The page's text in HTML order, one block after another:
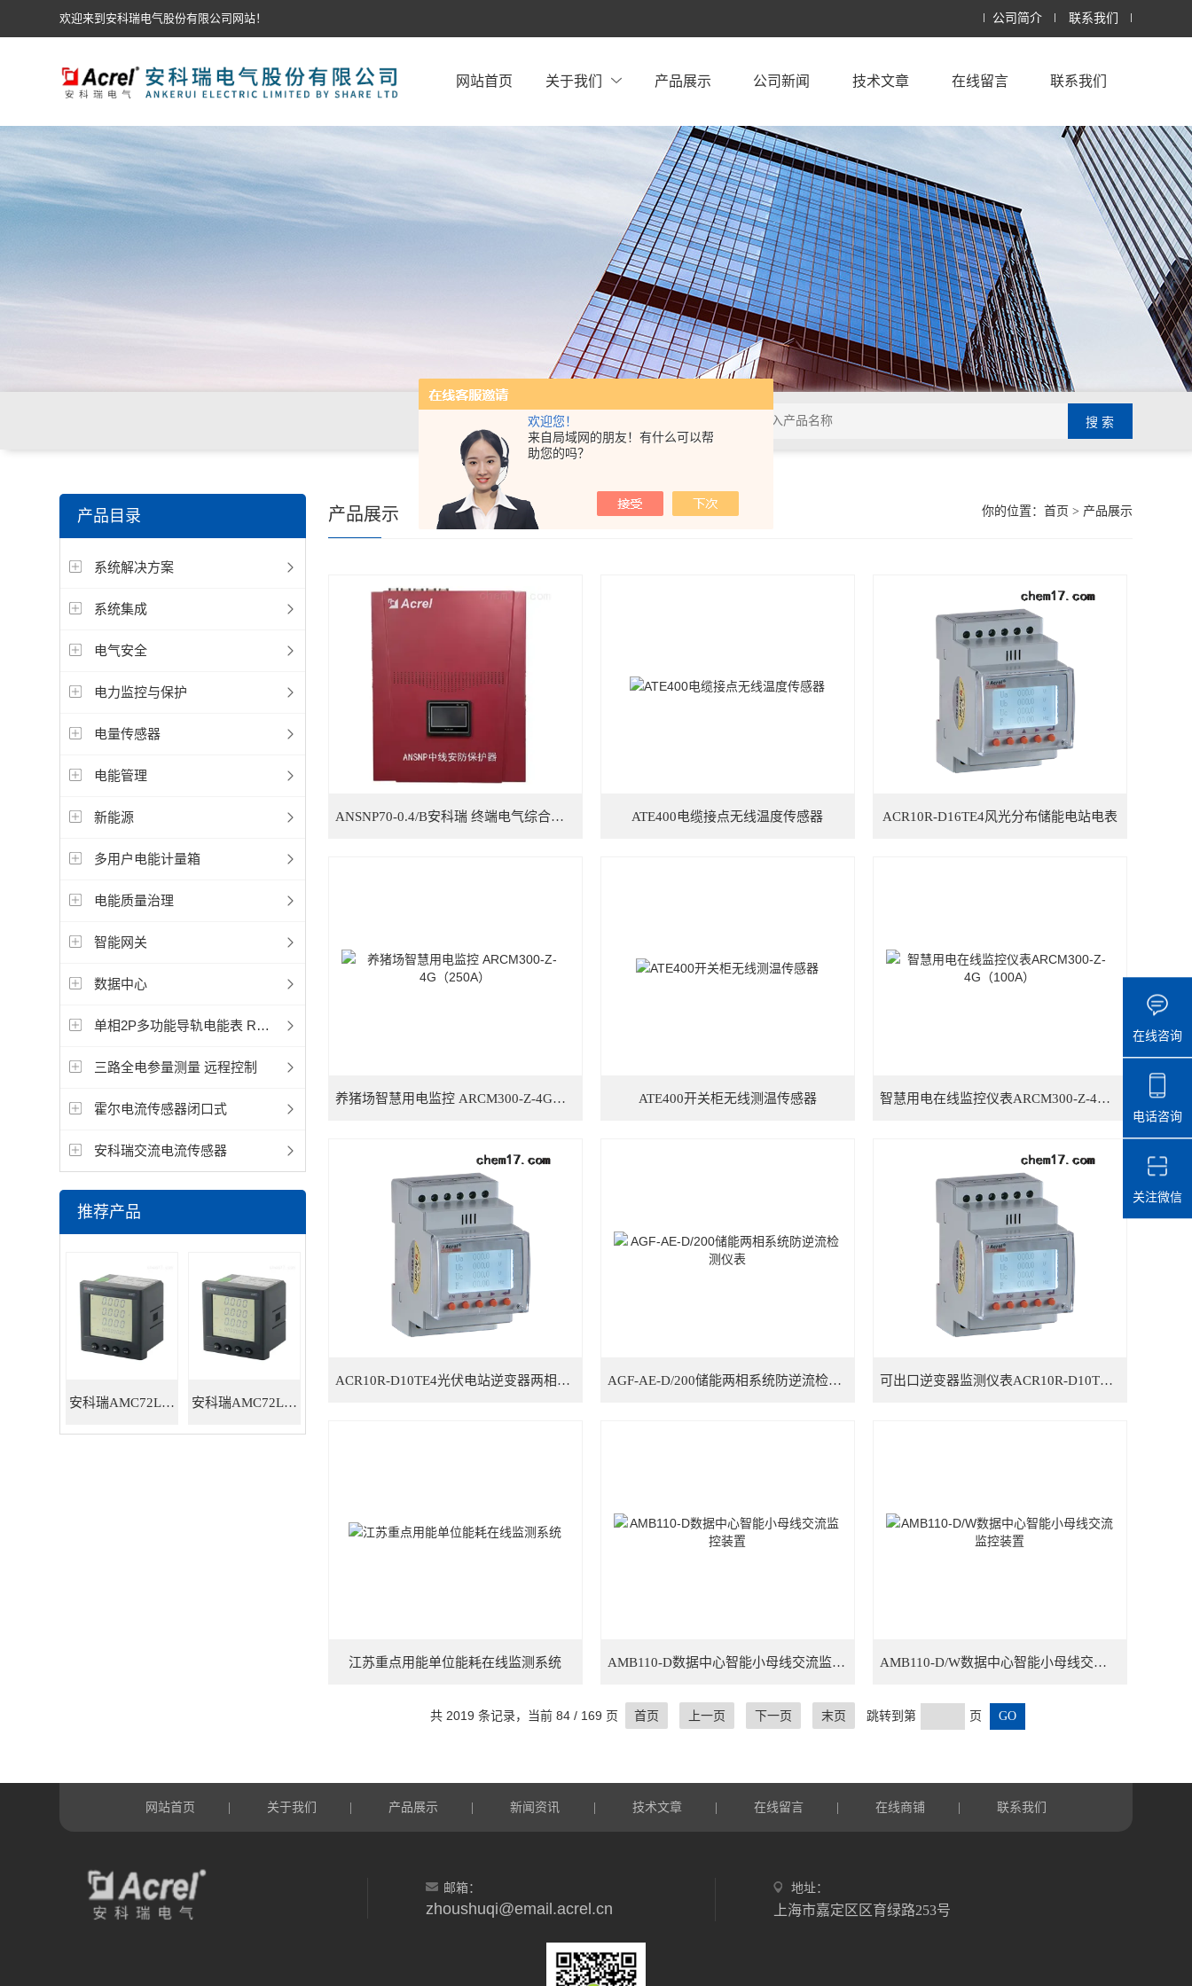
欢迎您！
来自局域网的朋友！有什么可以帮
助您的吗？
欢迎来到安科瑞电气股份有限公司网站！ 公司简介 联系我们
网站首页 关于我们 产品展示 公司新闻 技术文章 在线留言 联系我们
产品目录
系统解决方案
系统集成
电气安全
电力监控与保护
电量传感器
电能管理
新能源
多用户电能计量箱
电能质量治理
智能网关
数据中心
单相2P多功能导轨电能表 RS485通讯选配分时计费功能
三路全电参量测量 远程控制
霍尔电流传感器闭口式
安科瑞交流电流传感器
推荐产品
安科瑞AMC72L-E4/HKC智能电力仪表 安科瑞AMC72L-E4/KC三相多功能智能电力仪表
你的位置： 首页 > 产品展示
产品展示
ANSNP70-0.4/B安科瑞 终端电气综合治理保护系统 ATE400电缆接点无线温度传感器 ACR10R-D16TE4风光分布储能电站电表
养猪场智慧用电监控 ARCM300-Z-4G（250A） ATE400开关柜无线测温传感器 智慧用电在线监控仪表ARCM300-Z-4G（100A）
ACR10R-D10TE4光伏电站逆变器两相裂相检测仪表 AGF-AE-D/200储能两相系统防逆流检测仪表 可出口逆变器监测仪表ACR10R-D10TE4 UL认证
江苏重点用能单位能耗在线监测系统 AMB110-D数据中心智能小母线交流监控装置 AMB110-D/W数据中心智能小母线交流监控装置
共 2019 条记录，当前 84 / 169 页 首页 上一页 下一页 末页 跳转到第 页
网站首页 关于我们 产品展示 新闻资讯 技术文章 在线留言 在线商铺 联系我们
邮箱：
zhoushuqi@email.acrel.cn
地址：
上海市嘉定区区育绿路253号
在线咨询
电话咨询
关注微信